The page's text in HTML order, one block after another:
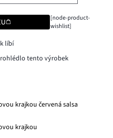
[node-product-
wishlist]
líbí
tento výrobek
krajkou červená salsa
krajkou